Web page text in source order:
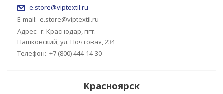
e.store@viptextil.ru
E-mail: e.store@viptextil.ru
Адрес: г. Краснодар, пгт.
Пашковский, ул. Почтовая, 234
Телефон: +7 (800) 444-14-30
Красноярск